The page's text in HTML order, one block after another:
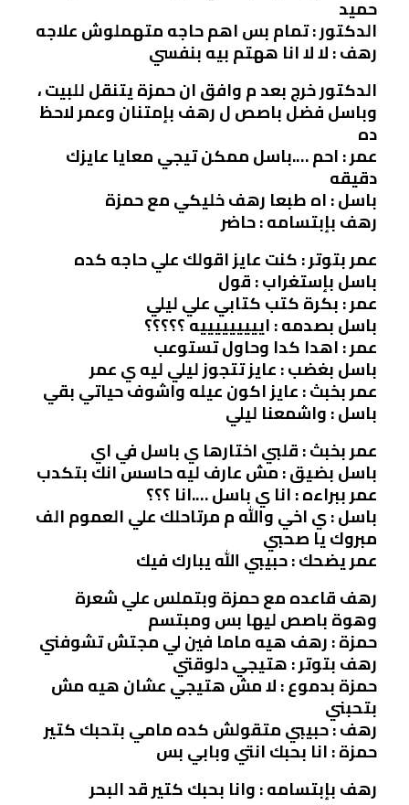
حميد
الدكتور : تمام بس اهم حاجه متهملوش علاجه
رهف : لا لا انا ههتم بيه بنفسي
الدكتور خرج بعد م وافق ان حمزة يتنقل للبيت ،
وباسل فضل باصص ل رهف بإمتنان وعمر لاحظ
ده
عمر : احم ….باسل ممكن تيجي معايا عايزك
دقيقه
باسل : اه طبعا رهف خليكي مع حمزة
رهف بإبتسامه : حاضر
عمر بتوتر : كنت عايز اقولك علي حاجه كده
باسل بإستغراب : قول
عمر : بكرة كتب كتابي علي ليلي
باسل بصدمه : ايييييييييه ؟؟؟؟؟
عمر : اهدا كدا وحاول تستوعب
باسل بغضب : عايز تتجوز ليلي ليه ي عمر
عمر بخبث : عايز اكون عيله واشوف حياتي بقي
باسل : واشمعنا ليلي
عمر بخبث : قلبي اختارها ي باسل في اي
باسل بضيق : مش عارف ليه حاسس انك بتكدب
عمر ببراءه : انا ي باسل ….انا ؟؟؟
باسل : ي اخي والله م مرتاحلك علي العموم الف
مبروك يا صحبي
عمر يضحك : حبيبي الله يبارك فيك
رهف قاعده مع حمزة وبتملس علي شعرة
وهوة باصص ليها بس ومبتسم
حمزة : رهف هيه ماما فين لي مجتش تشوفني
رهف بتوتر : هتيجي دلوقتي
حمزة بدموع : لا مش هتيجي عشان هيه مش
بتحبني
رهف : حبيبي متقولش كده مامي بتحبك كتير
حمزة : انا بحبك انتي وبابي بس
رهف بإبتسامه : وانا بحبك كتير قد البحر